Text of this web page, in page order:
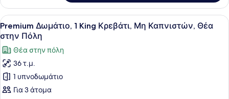
στην
Πόλη
(Club
Lounge
Access)
Δωμάτιο,
King
Κρεβάτι,
Μη
Καπνιστών,
Θέα
στην
Πόλη
(Club
Προβολή
όλων
των
φωτογραφιών
για
Premium
Δωμάτιο,
Ένα δωμάτιο ξενοδοχείου με
11
Premium Δωμάτιο, 1 King Κρεβάτι, Μη Καπνιστών, Θέα
στην Πόλη
Θέα στην πόλη
36 τ.μ.
1 υπνοδωμάτιο
Για 3 άτομα